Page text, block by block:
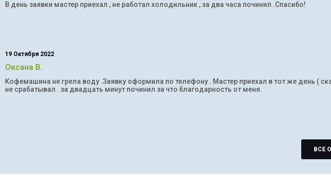
В день заявки мастер приехал , не работал холодильник , за два часа починил .Спасибо!
19 Октября 2022
Оксана В.
Кофемашина не грела воду .Заявку оформила по телефону . Мастер приехал в тот же день (
не срабатывал . за двадцать минут починил за что благодарность от меня.
ВСЕ